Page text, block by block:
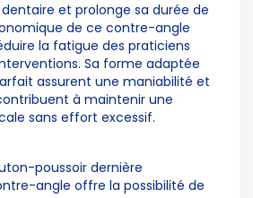
et prolonge sa durée de
de ce contre-angle
la fatigue des praticiens
Sa forme adaptée
assurent une maniabilité et
à maintenir une
sans effort excessif.
poussoir dernière
angle offre la possibilité de